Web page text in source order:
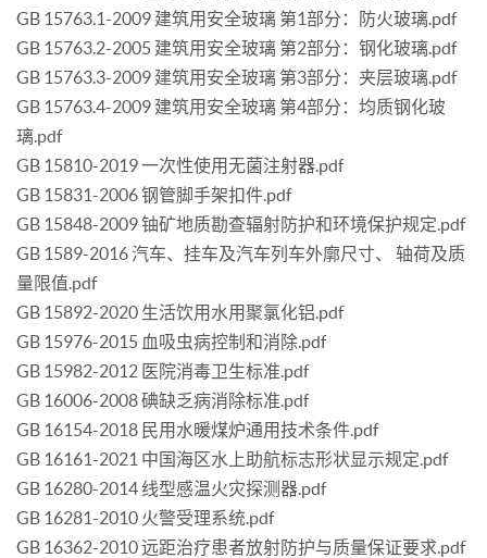
GB 15763.1-2009 建筑用安全玻璃 第1部分：防火玻璃.pdf
GB 15763.2-2005 建筑用安全玻璃 第2部分：钢化玻璃.pdf
GB 15763.3-2009 建筑用安全玻璃 第3部分：夹层玻璃.pdf
GB 15763.4-2009 建筑用安全玻璃 第4部分：均质钢化玻
璃.pdf
GB 15810-2019 一次性使用无菌注射器.pdf
GB 15831-2006 钢管脚手架扣件.pdf
GB 15848-2009 铀矿地质勘查辐射防护和环境保护规定.pdf
GB 1589-2016 汽车、挂车及汽车列车外廓尺寸、 轴荷及质
量限值.pdf
GB 15892-2020 生活饮用水用聚氯化铝.pdf
GB 15976-2015 血吸虫病控制和消除.pdf
GB 15982-2012 医院消毒卫生标准.pdf
GB 16006-2008 碘缺乏病消除标准.pdf
GB 16154-2018 民用水暖煤炉通用技术条件.pdf
GB 16161-2021 中国海区水上助航标志形状显示规定.pdf
GB 16280-2014 线型感温火灾探测器.pdf
GB 16281-2010 火警受理系统.pdf
GB 16362-2010 远距治疗患者放射防护与质量保证要求.pdf